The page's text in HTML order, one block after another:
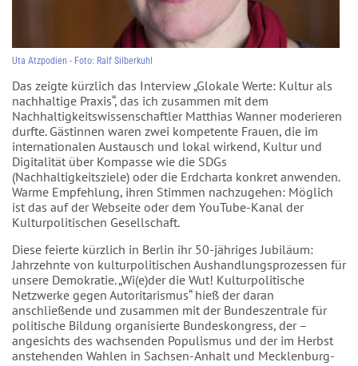
Uta Atzpodien - Foto: Ralf Silberkuhl
Das zeigte kürzlich das Interview „Glokale Werte: Kultur als
nachhaltige Praxis“, das ich zusammen mit dem
Nachhaltigkeitswissenschaftler Matthias Wanner moderieren
durfte. Gästinnen waren zwei kompetente Frauen, die im
internationalen Austausch und lokal wirkend, Kultur und
Digitalität über Kompasse wie die SDGs
(Nachhaltigkeitsziele) oder die Erdcharta konkret anwenden.
Warme Empfehlung, ihren Stimmen nachzugehen: Möglich
ist das auf der Webseite oder dem YouTube-Kanal der
Kulturpolitischen Gesellschaft.
Diese feierte kürzlich in Berlin ihr 50-jähriges Jubiläum:
Jahrzehnte von kulturpolitischen Aushandlungsprozessen für
unsere Demokratie. „Wi(e)der die Wut! Kulturpolitische
Netzwerke gegen Autoritarismus“ hieß der daran
anschließende und zusammen mit der Bundeszentrale für
politische Bildung organisierte Bundeskongress, der –
angesichts des wachsenden Populismus und der im Herbst
anstehenden Wahlen in Sachsen-Anhalt und Mecklenburg-